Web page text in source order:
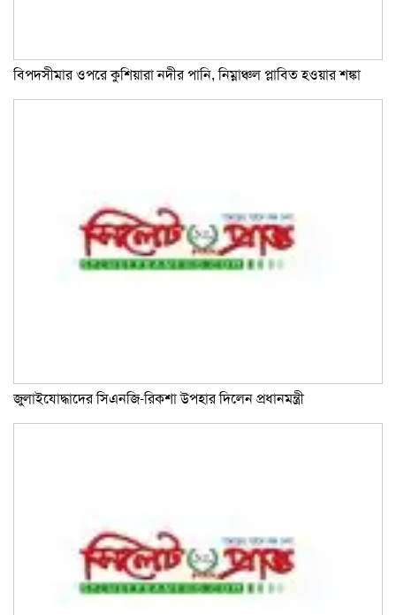
বিপদসীমার ওপরে কুশিয়ারা নদীর পানি, নিম্নাঞ্চল প্লাবিত হওয়ার শঙ্কা
জুলাইযোদ্ধাদের সিএনজি-রিকশা উপহার দিলেন প্রধানমন্ত্রী